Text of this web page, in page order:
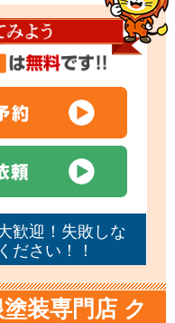
歓迎！失敗しな
ださい！！
装専門店 ク